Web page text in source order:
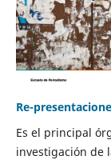
Re-
Es el principal
investigación de